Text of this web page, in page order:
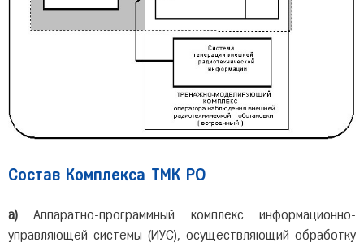
Состав Комплекса ТМК РО
а) Аппаратно-программный комплекс информационно-
управляющей системы (ИУС), осуществляющий обработку